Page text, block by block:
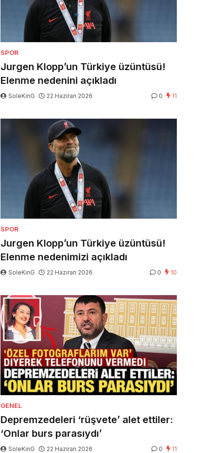
SPOR
Jurgen Klopp’un Türkiye üzüntüsü!
Elenme nedenini açıkladı
SoleKinG 22 Haziran 2026 0 11
SPOR
Jurgen Klopp’un Türkiye üzüntüsü!
Elenme nedenimizi açıkladı
SoleKinG 22 Haziran 2026 0 10
GENEL
Depremzedeleri ‘rüşvete’ alet ettiler:
‘Onlar burs parasıydı’
SoleKinG 22 Haziran 2026 0 11